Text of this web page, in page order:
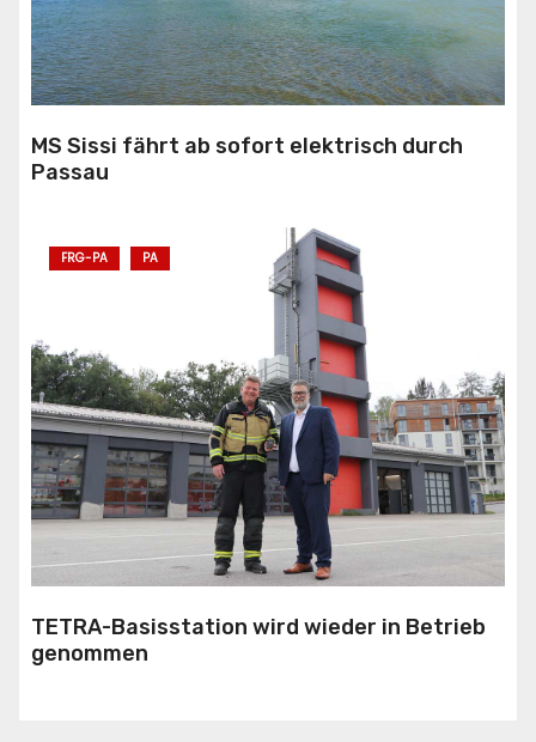
MS Sissi fährt ab sofort elektrisch durch
Passau
FRG-PA PA
TETRA-Basisstation wird wieder in Betrieb
genommen